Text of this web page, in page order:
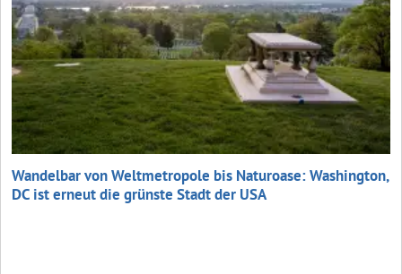
Wandelbar von Weltmetropole bis Naturoase: Washington,
DC ist erneut die grünste Stadt der USA